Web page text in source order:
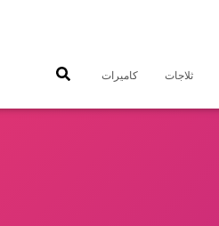
ثلاجات كاميرات